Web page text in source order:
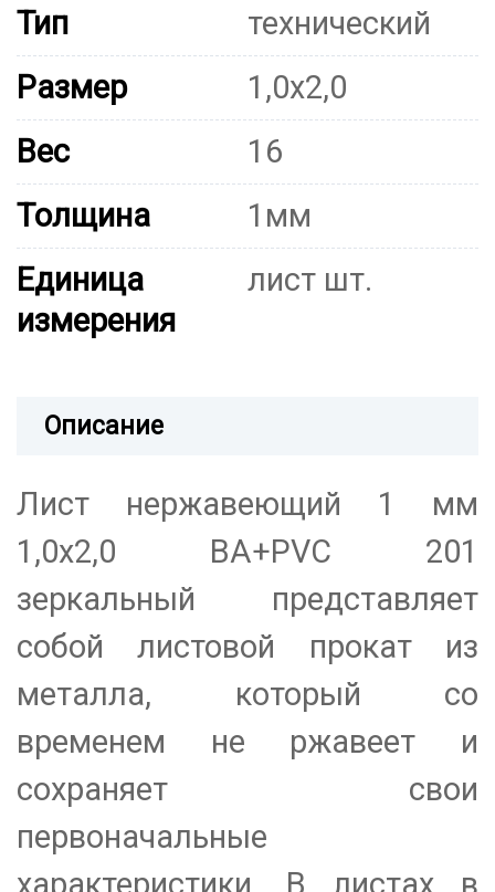
Тип
технический
Размер
1,0х2,0
Вес
16
Толщина
1мм
Единица
измерения
лист шт.
Описание
Лист нержавеющий 1 мм
1,0х2,0 BA+PVC 201
зеркальный представляет
собой листовой прокат из
металла, который со
временем не ржавеет и
сохраняет свои
первоначальные
характеристики. В листах в